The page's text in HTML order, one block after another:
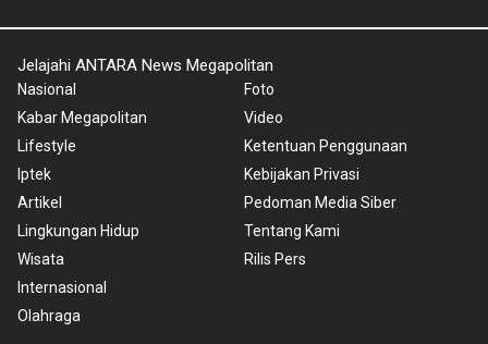
Jelajahi ANTARA News Megapolitan
Nasional
Kabar Megapolitan
Lifestyle
Iptek
Artikel
Lingkungan Hidup
Wisata
Internasional
Olahraga
Foto
Video
Ketentuan Penggunaan
Kebijakan Privasi
Pedoman Media Siber
Tentang Kami
Rilis Pers